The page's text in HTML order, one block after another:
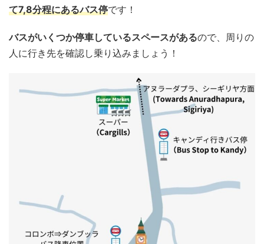
て7,8分程にあるバス停です！
バスがいくつか停車しているスペースがあるので、周りの
人に行き先を確認し乗り込みましょう！